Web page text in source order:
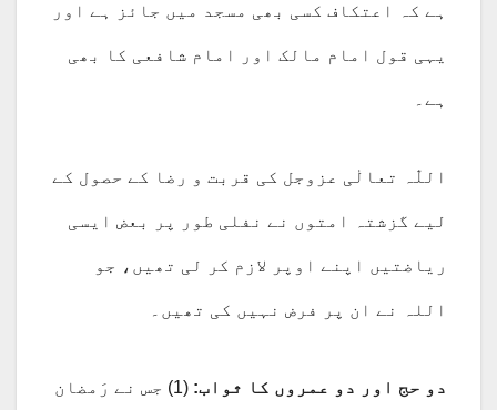
ہے کہ اعتکاف کسی بھی مسجد میں جائز ہے اور
یہی قول امام مالک اور امام شافعی کا بھی
ہے۔
اللّٰہ تعالٰی عزوجل کی قربت و رضا کے حصول کے
لیے گزشتہ امتوں نے نفلی طور پر بعض ایسی
ریاضتیں اپنے اوپر لازم کر لی تھیں، جو
اللہ نے ان پر فرض نہیں کی تھیں۔
دو حج اور دو عمروں کا ثواب: (1) جس نے رَمضان